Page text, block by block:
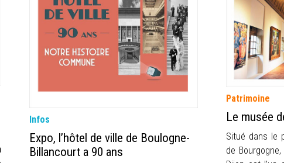
Infos
Expo, l’hôtel de ville de Boulogne-
Billancourt a 90 ans
Patrimoine
Le musée
Situé dans le
de